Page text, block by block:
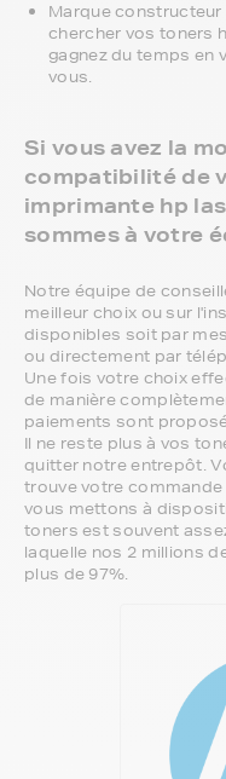
Marque constructeur
chercher vos toners
gagnez du temps en
vous.
Si vous avez la
compatibilité de
imprimante hp
sommes à votre
Notre équipe de
meilleur choix ou sur
disponibles soit par
ou directement par
Une fois votre choix
de manière
paiements sont
Il ne reste plus à vos
quitter notre entrepôt.
trouve votre commande
vous mettons à
toners est souvent
laquelle nos 2 millions
plus de 97%.